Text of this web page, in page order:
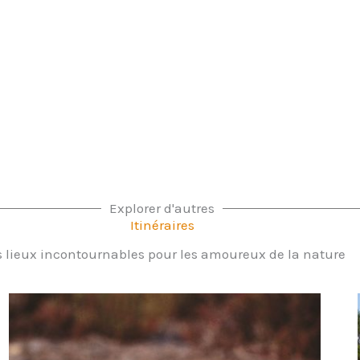
Explorer d'autres
Itinéraires
lieux incontournables pour les amoureux de la nature